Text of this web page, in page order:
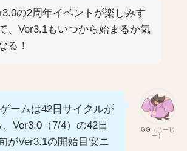
の2周年イベントが楽しみす
、Ver3.1もいつから始まるか気
る！
GG（じーじ
ー）
ームは42日サイクルが
Ver3.0（7/4）の42日
がVer3.1の開始目安ニ